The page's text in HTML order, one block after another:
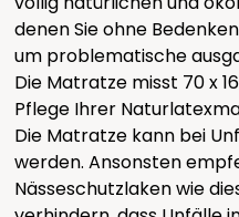
denen Sie ohne
um problematische
Die Matratze misst 70 x
Pflege Ihrer
Die Matratze kann bei
werden. Ansonsten
Nässeschutzlaken wie